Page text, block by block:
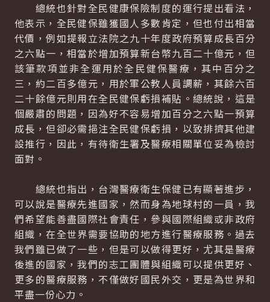
總統也針對全民健康保險制度的運行提出看法，
他表示，全民健保雖獲國人多數肯定，但也付出相當
代價，例如提報立法院之九十年度政府預算成長百分
之六點一，相當於增加預算新台幣九百二十億元，但
該筆款項並非全運用於全民健保醫療，其中百分之
三，約二百多億元，用於軍公教人員調薪，其餘六百
二十餘億元則用在全民健保虧損補貼。總統說，這是
個嚴肅的問題，因為好不容易增加百分之六點一預算
成長，但卻必需挹注全民健保虧損，以致排擠其他建
設推行，因此，有待衛生署及醫療相關單位妥為檢討
面對。
總統也指出，台灣醫療衛生保健已有顯著進步，
可以說是醫療先進國家，然而身為地球村的一員，我
們希望能善盡國際社會責任，參與國際組織或非政府
組織，在全世界需要協助的地方進行醫療服務。過去
我們雖已做了一些，但是可以做得更好，尤其是醫療
後進的國家，我們的志工團體與組織可以提供更好、
更多的醫療服務，不僅做好國民外交，更是為世界和
平盡一份心力。